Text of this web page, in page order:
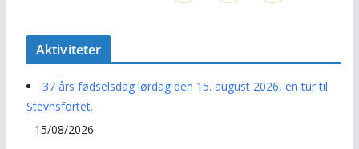
Aktiviteter
37 års fødselsdag lørdag den 15. august 2026, en tur til
Stevnsfortet.
15/08/2026